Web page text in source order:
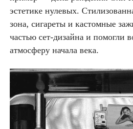
эстетике нулевых.
зона, сигареты и кастомные
частью сет-дизайна и помогли
атмосферу начала века.